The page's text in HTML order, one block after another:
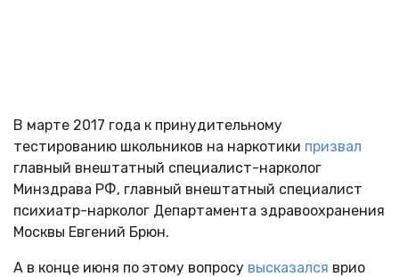
В марте 2017 года к принудительному
тестированию школьников на наркотики призвал
главный внештатный специалист-нарколог
Минздрава РФ, главный внештатный специалист
психиатр-нарколог Департамента здравоохранения
Москвы Евгений Брюн.
А в конце июня по этому вопросу высказался врио